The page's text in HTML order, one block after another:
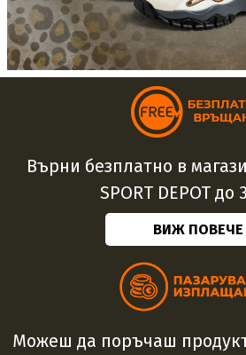
Върни безплатно в
SPORT DEPOT до
ВИЖ ПОВЕЧЕ
Можеш да поръчаш